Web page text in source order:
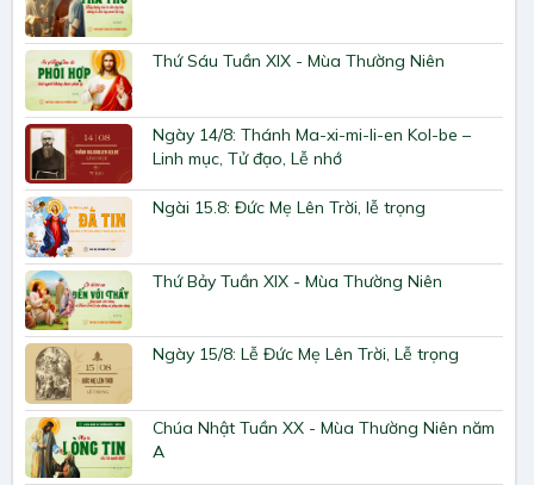
Thứ Sáu Tuần XIX - Mùa Thường Niên
Ngày 14/8: Thánh Ma-xi-mi-li-en Kol-be –
Linh mục, Tử đạo, Lễ nhớ
Ngài 15.8: Đức Mẹ Lên Trời, lễ trọng
Thứ Bảy Tuần XIX - Mùa Thường Niên
Ngày 15/8: Lễ Đức Mẹ Lên Trời, Lễ trọng
Chúa Nhật Tuần XX - Mùa Thường Niên năm
A